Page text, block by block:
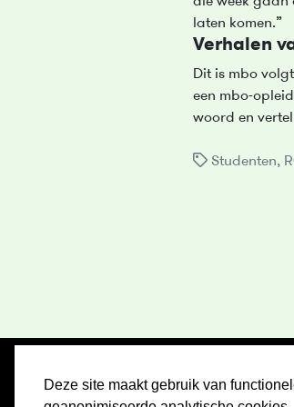
Deze site maakt gebruik van
laten komen.”
Verhalen
Dit is mbo
een mbo-
woord en
Studenten,